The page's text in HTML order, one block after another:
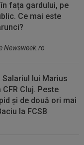
fața gardului, pe
Ce mai este
Newsweek.ro
Salariul lui Marius
Cluj. Peste
și de două ori mai
la FCSB